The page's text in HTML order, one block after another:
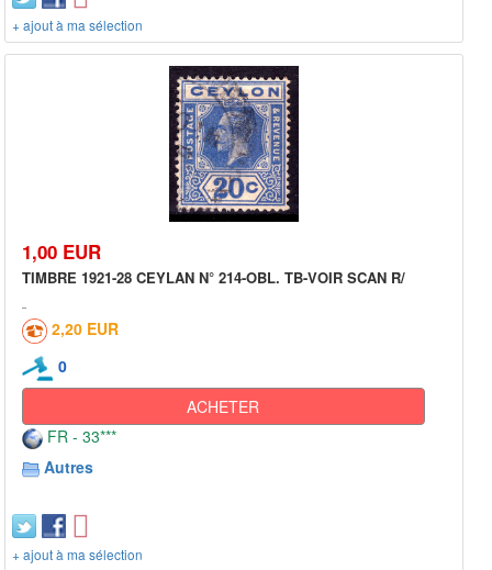
+ ajout à ma sélection
1,00 EUR
TIMBRE 1921-28 CEYLAN N° 214-OBL. TB-VOIR SCAN R/
2,20 EUR
0
ACHETER
FR - 33***
Autres
+ ajout à ma sélection